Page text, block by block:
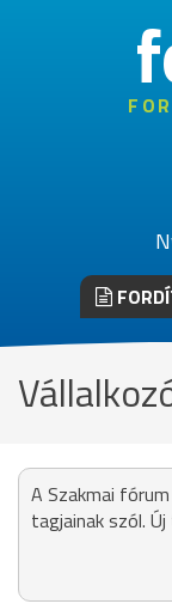
A Szakmai
tagjainak szól.